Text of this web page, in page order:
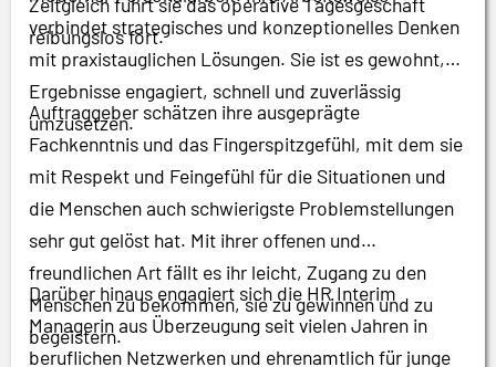
reibungslos fort.
verbindet strategisches und konzeptionelles Denken
mit praxistauglichen Lösungen. Sie ist es gewohnt,
Ergebnisse engagiert, schnell und zuverlässig
umzusetzen.
Auftraggeber schätzen ihre ausgeprägte
Fachkenntnis und das Fingerspitzgefühl, mit dem sie
mit Respekt und Feingefühl für die Situationen und
die Menschen auch schwierigste Problemstellungen
sehr gut gelöst hat. Mit ihrer offenen und
freundlichen Art fällt es ihr leicht, Zugang zu den
Menschen zu bekommen, sie zu gewinnen und zu
begeistern.
Darüber hinaus engagiert sich die HR Interim
Managerin aus Überzeugung seit vielen Jahren in
beruflichen Netzwerken und ehrenamtlich für junge